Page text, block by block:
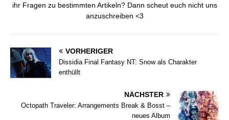
ihr Fragen zu bestimmten Artikeln? Dann scheut euch nicht uns
anzuschreiben <3
VORHERIGER
Dissidia Final Fantasy NT: Snow als Charakter
enthüllt
NÄCHSTER
Octopath Traveler: Arrangements Break & Bosst –
neues Album